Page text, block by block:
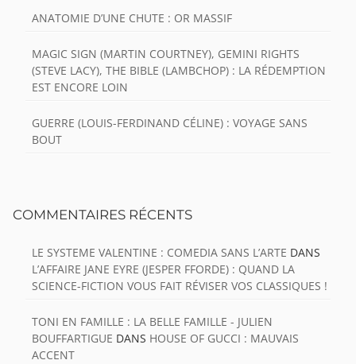
ANATOMIE D’UNE CHUTE : OR MASSIF
MAGIC SIGN (MARTIN COURTNEY), GEMINI RIGHTS
(STEVE LACY), THE BIBLE (LAMBCHOP) : LA RÉDEMPTION
EST ENCORE LOIN
GUERRE (LOUIS-FERDINAND CÉLINE) : VOYAGE SANS
BOUT
COMMENTAIRES RÉCENTS
LE SYSTEME VALENTINE : COMEDIA SANS L’ARTE DANS
L’AFFAIRE JANE EYRE (JESPER FFORDE) : QUAND LA
SCIENCE-FICTION VOUS FAIT RÉVISER VOS CLASSIQUES !
TONI EN FAMILLE : LA BELLE FAMILLE - JULIEN
BOUFFARTIGUE DANS HOUSE OF GUCCI : MAUVAIS
ACCENT